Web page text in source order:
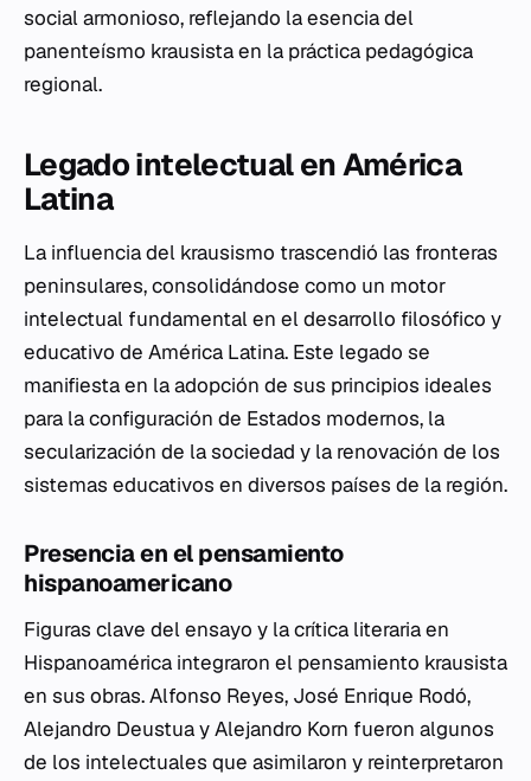
social armonioso, reflejando la esencia del
panenteísmo krausista en la práctica pedagógica
regional.
Legado intelectual en América
Latina
La influencia del krausismo trascendió las fronteras
peninsulares, consolidándose como un motor
intelectual fundamental en el desarrollo filosófico y
educativo de América Latina. Este legado se
manifiesta en la adopción de sus principios ideales
para la configuración de Estados modernos, la
secularización de la sociedad y la renovación de los
sistemas educativos en diversos países de la región.
Presencia en el pensamiento
hispanoamericano
Figuras clave del ensayo y la crítica literaria en
Hispanoamérica integraron el pensamiento krausista
en sus obras. Alfonso Reyes, José Enrique Rodó,
Alejandro Deustua y Alejandro Korn fueron algunos
de los intelectuales que asimilaron y reinterpretaron